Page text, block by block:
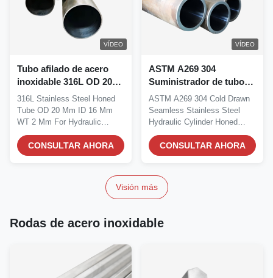
VÍDEO
Tubo afilado de acero
inoxidable 316L OD 20
mm ID 16 mm WT 2 mm
para cilindros
hidráulicos
316L Stainless Steel Honed
Tube OD 20 Mm ID 16 Mm
WT 2 Mm For Hydraulic
Cylinders Honed tubes are...
CONSULTAR AHORA
VÍDEO
ASTM A269 304
Suministrador de tubos
de acero inoxidable sin
costuras y tirados en frío
ASTM A269 304 Cold Drawn
Seamless Stainless Steel
Hydraulic Cylinder Honed
Tube Supplier ASTM...
CONSULTAR AHORA
Visión más
Rodas de acero inoxidable